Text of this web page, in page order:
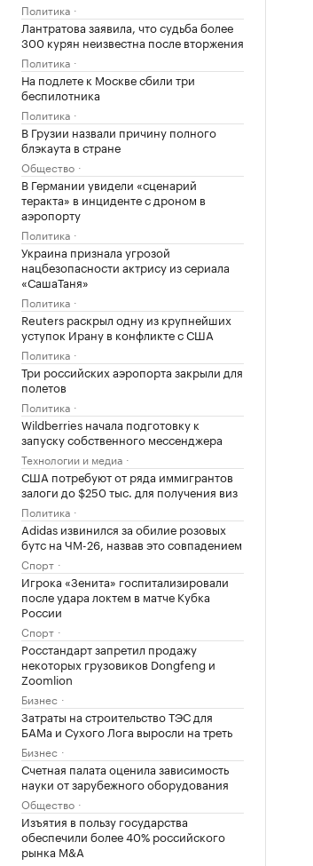
Политика
Лантратова заявила, что судьба более
300 курян неизвестна после вторжения
Политика
На подлете к Москве сбили три
беспилотника
Политика
В Грузии назвали причину полного
блэкаута в стране
Общество
В Германии увидели «сценарий
теракта» в инциденте с дроном в
аэропорту
Политика
Украина признала угрозой
нацбезопасности актрису из сериала
«СашаТаня»
Политика
Reuters раскрыл одну из крупнейших
уступок Ирану в конфликте с США
Политика
Три российских аэропорта закрыли для
полетов
Политика
Wildberries начала подготовку к
запуску собственного мессенджера
Технологии и медиа
США потребуют от ряда иммигрантов
залоги до $250 тыс. для получения виз
Политика
Adidas извинился за обилие розовых
бутс на ЧМ-26, назвав это совпадением
Спорт
Игрока «Зенита» госпитализировали
после удара локтем в матче Кубка
России
Спорт
Росстандарт запретил продажу
некоторых грузовиков Dongfeng и
Zoomlion
Бизнес
Затраты на строительство ТЭС для
БАМа и Сухого Лога выросли на треть
Бизнес
Счетная палата оценила зависимость
науки от зарубежного оборудования
Общество
Изъятия в пользу государства
обеспечили более 40% российского
рынка M&A